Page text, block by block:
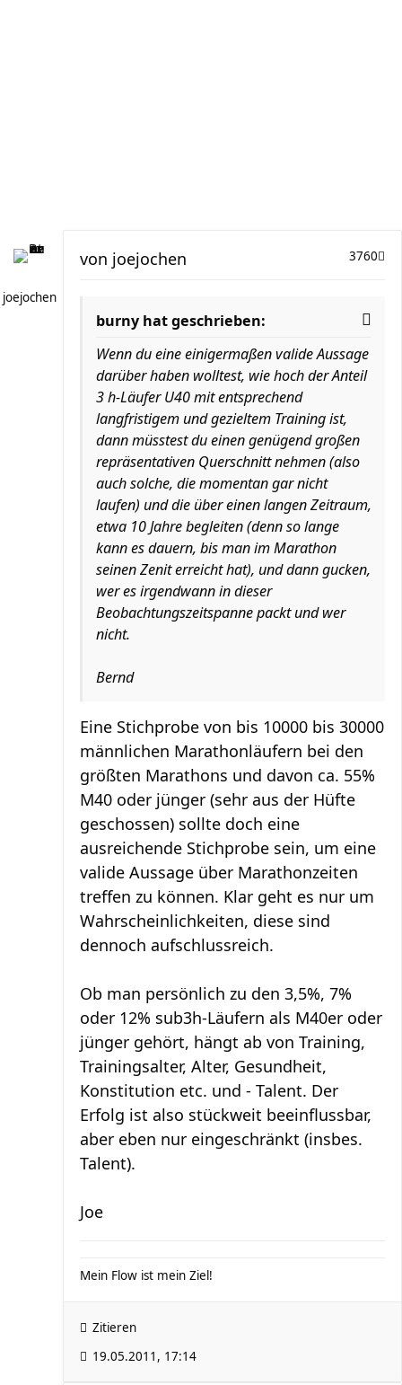
joejochen
3760
von joejochen
burny hat geschrieben:
Wenn du eine einigermaßen valide Aussage
darüber haben wolltest, wie hoch der Anteil
3 h-Läufer U40 mit entsprechend
langfristigem und gezieltem Training ist,
dann müsstest du einen genügend großen
repräsentativen Querschnitt nehmen (also
auch solche, die momentan gar nicht
laufen) und die über einen langen Zeitraum,
etwa 10 Jahre begleiten (denn so lange
kann es dauern, bis man im Marathon
seinen Zenit erreicht hat), und dann gucken,
wer es irgendwann in dieser
Beobachtungszeitspanne packt und wer
nicht.
Bernd
Eine Stichprobe von bis 10000 bis 30000
männlichen Marathonläufern bei den
größten Marathons und davon ca. 55%
M40 oder jünger (sehr aus der Hüfte
geschossen) sollte doch eine
ausreichende Stichprobe sein, um eine
valide Aussage über Marathonzeiten
treffen zu können. Klar geht es nur um
Wahrscheinlichkeiten, diese sind
dennoch aufschlussreich.
Ob man persönlich zu den 3,5%, 7%
oder 12% sub3h-Läufern als M40er oder
jünger gehört, hängt ab von Training,
Trainingsalter, Alter, Gesundheit,
Konstitution etc. und - Talent. Der
Erfolg ist also stückweit beeinflussbar,
aber eben nur eingeschränkt (insbes.
Talent).
Joe
Mein Flow ist mein Ziel!
Zitieren
19.05.2011, 17:14